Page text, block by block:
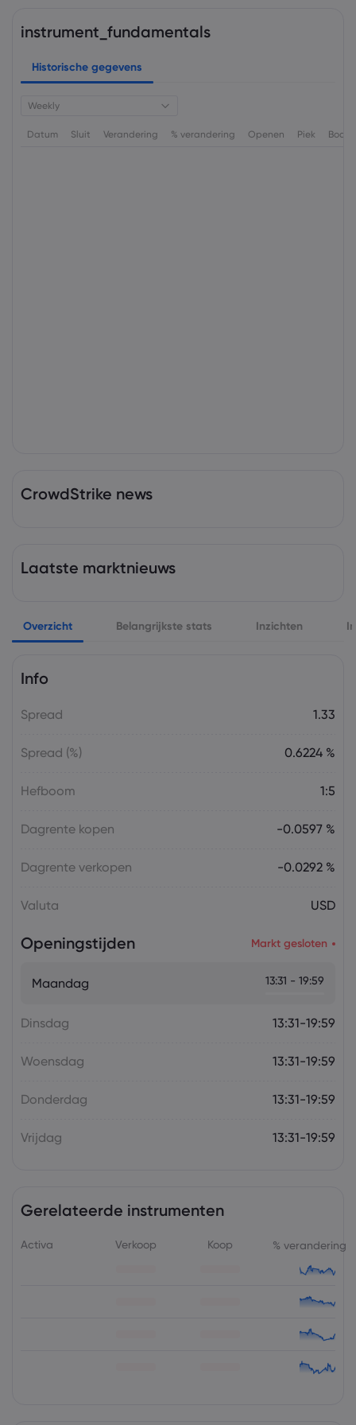
instrument_fundamentals
Historische gegevens
Weekly
Datum Sluit Verandering % verandering Openen Piek
CrowdStrike news
Laatste marktnieuws
Overzicht Belangrijkste stats Inzichten
Info
Spread 1.33
Spread (%) 0.6224 %
Hefboom 1:5
Dagrente kopen -0.0597 %
Dagrente verkopen -0.0292 %
Valuta USD
Openingstijden Markt gesloten
Maandag 13:31 - 19:59
Dinsdag 13:31-19:59
Woensdag 13:31-19:59
Donderdag 13:31-19:59
Vrijdag 13:31-19:59
Gerelateerde instrumenten
Activa Verkoop Koop % verandering